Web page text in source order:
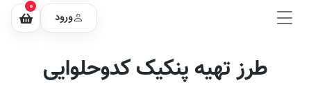
ورود
0
طرز تهیه پنکیک کدوحلوایی